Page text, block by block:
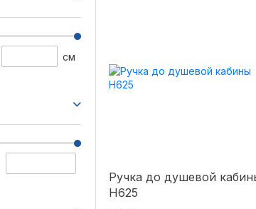
см
Ручка до душевой
H625